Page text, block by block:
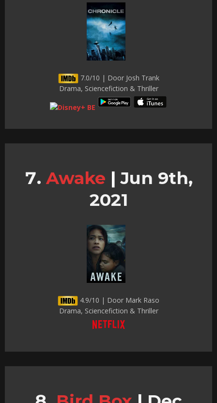
7.0/10 | Door Josh Trank
Drama, Sciencefiction & Thriller
Awake | Jun 9th,
2021
4.9/10 | Door Mark Raso
Drama, Sciencefiction & Thriller